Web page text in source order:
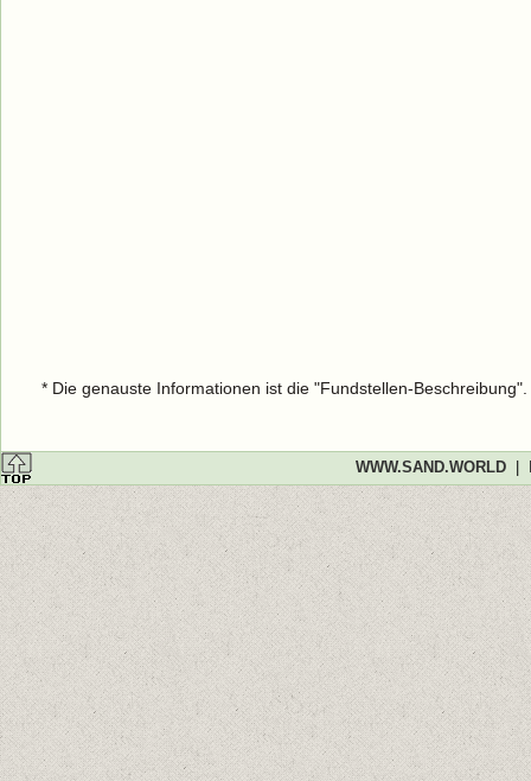
* Die genauste Informationen ist die "Fundstellen-
WWW.SAND.WORLD|